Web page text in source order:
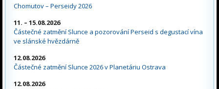
Chomutov – Perseidy 2026
11. – 15.08.2026
Částečné zatmění Slunce a pozorování Perseid s degustací vína
ve slánské hvězdárně
12.08.2026
Částečné zatmění Slunce 2026 v Planetáriu Ostrava
12.08.2026